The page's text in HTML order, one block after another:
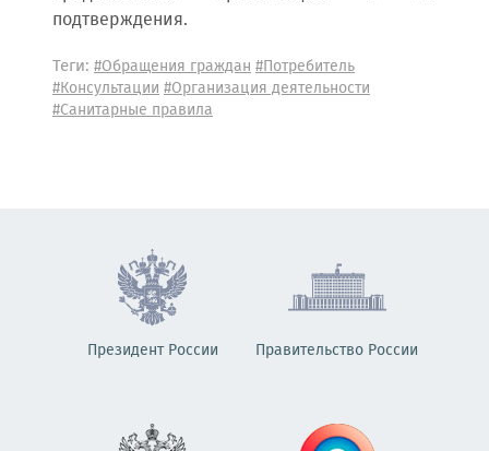
подтверждения.
Теги: #Обращения граждан#Потребитель
#Консультации#Организация деятельности
#Санитарные правила
Президент России Правительство России